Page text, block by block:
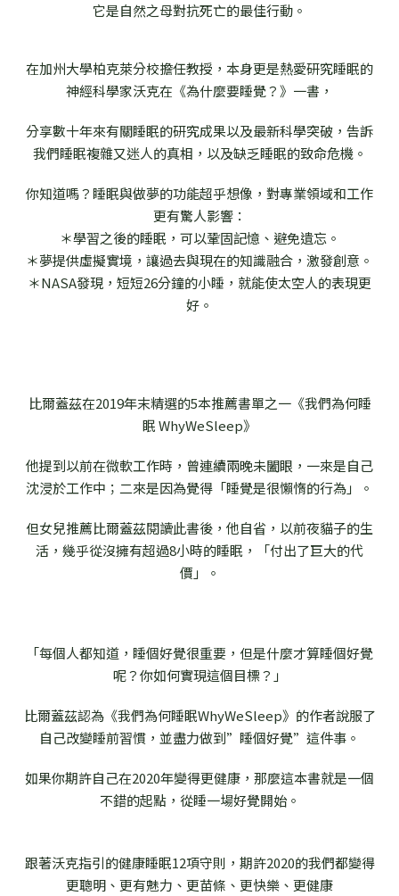
它是自然之母對抗死亡的最佳行動。
在加州大學柏克萊分校擔任教授，本身更是熱愛研究睡眠的
神經科學家沃克在《為什麼要睡覺？》一書，
分享數十年來有關睡眠的研究成果以及最新科學突破，告訴
我們睡眠複雜又迷人的真相，以及缺乏睡眠的致命危機。
你知道嗎？睡眠與做夢的功能超乎想像，對專業領域和工作
更有驚人影響：
＊學習之後的睡眠，可以鞏固記憶、避免遺忘。
＊夢提供虛擬實境，讓過去與現在的知識融合，激發創意。
＊NASA發現，短短26分鐘的小睡，就能使太空人的表現更
好。
比爾蓋茲在2019年末精選的5本推薦書單之一《我們為何睡
眠 WhyWeSleep》
他提到以前在微軟工作時，曾連續兩晚未闔眼，一來是自己
沈浸於工作中；二來是因為覺得「睡覺是很懶惰的行為」。
但女兒推薦比爾蓋茲閱讀此書後，他自省，以前夜貓子的生
活，幾乎從沒擁有超過8小時的睡眠，「付出了巨大的代
價」。
「每個人都知道，睡個好覺很重要，但是什麼才算睡個好覺
呢？你如何實現這個目標？」
比爾蓋茲認為《我們為何睡眠WhyWeSleep》的作者說服了
自己改變睡前習慣，並盡力做到”睡個好覺”這件事。
如果你期許自己在2020年變得更健康，那麼這本書就是一個
不錯的起點，從睡一場好覺開始。
跟著沃克指引的健康睡眠12項守則，期許2020的我們都變得
更聰明、更有魅力、更苗條、更快樂、更健康